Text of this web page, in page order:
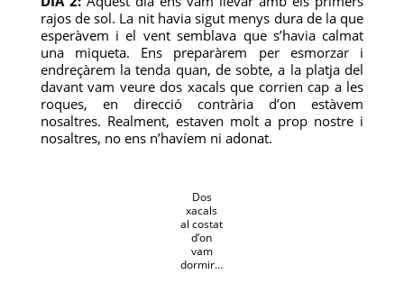
rajos de sol. La nit havia sigut menys dura de la que
esperàvem i el vent semblava que s’havia calmat
una miqueta. Ens preparàrem per esmorzar i
endreçàrem la tenda quan, de sobte, a la platja del
davant vam veure dos xacals que corrien cap a les
roques, en direcció contrària d’on estàvem
nosaltres. Realment, estaven molt a prop nostre i
nosaltres, no ens n’havíem ni adonat.
Dos
xacals
al costat
d’on
vam
dormir…